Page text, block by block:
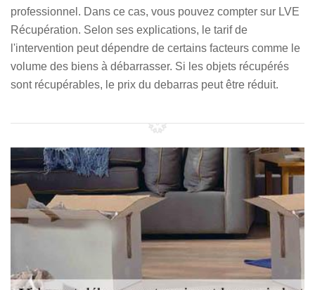
professionnel. Dans ce cas, vous pouvez compter sur LVE
Récupération. Selon ses explications, le tarif de
l'intervention peut dépendre de certains facteurs comme le
volume des biens à débarrasser. Si les objets récupérés
sont récupérables, le prix du debarras peut être réduit.